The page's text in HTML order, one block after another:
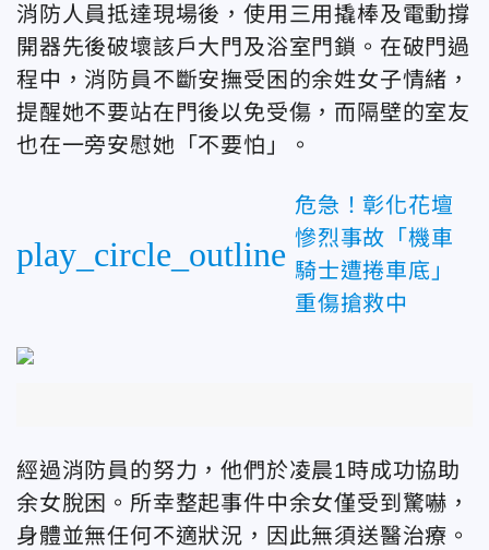
消防人員抵達現場後，使用三用撬棒及電動撐
開器先後破壞該戶大門及浴室門鎖。在破門過
程中，消防員不斷安撫受困的余姓女子情緒，
提醒她不要站在門後以免受傷，而隔壁的室友
也在一旁安慰她「不要怕」。
play_circle_outline
危急！彰化花壇
慘烈事故「機車
騎士遭捲車底」
重傷搶救中
經過消防員的努力，他們於凌晨1時成功協助
余女脫困。所幸整起事件中余女僅受到驚嚇，
身體並無任何不適狀況，因此無須送醫治療。